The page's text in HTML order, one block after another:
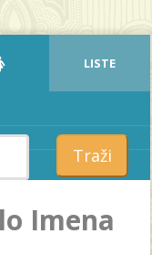
LISTE
Traži
Imena